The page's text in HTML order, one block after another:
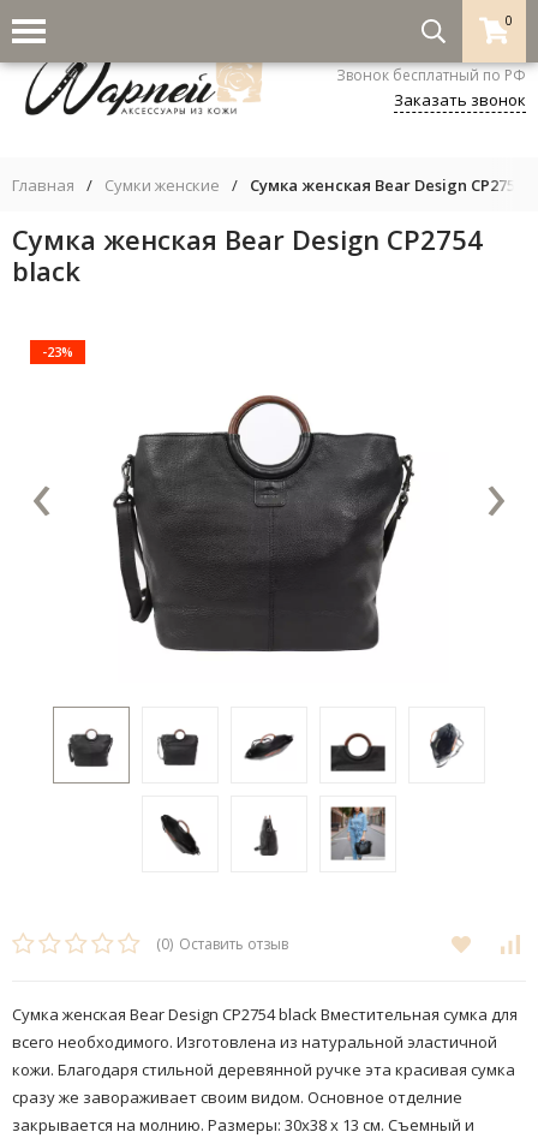
0
8-800-333-5530
Звонок бесплатный по РФ
Заказать звонок
Главная / Сумки женские / Сумка женская Bear Design CP2754
Сумка женская Bear Design CP2754
black
-23%
‹ ›
(0) Оставить отзыв
Сумка женская Bear Design CP2754 black ​​Вместительная сумка для
всего необходимого. Изготовлена из натуральной эластичной
кожи. Благодаря стильной деревянной ручке эта красивая сумка
сразу же завораживает своим видом. Основное отделние
закрывается на молнию. Размеры: 30x38 x 13 см. Съемный и